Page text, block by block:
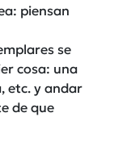
piensan
se
cosa: una
etc. y andar
de que